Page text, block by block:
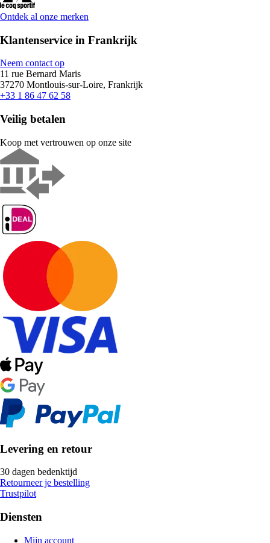
Ontdek al onze merken
Klantenservice in Frankrijk
Neem contact op
11 rue Bernard Maris
37270 Montlouis-sur-Loire, Frankrijk
+33 1 86 47 62 58
Veilig betalen
Koop met vertrouwen op onze site
Levering en retour
30 dagen bedenktijd
Retourneer je bestelling
Trustpilot
Diensten
Mijn account